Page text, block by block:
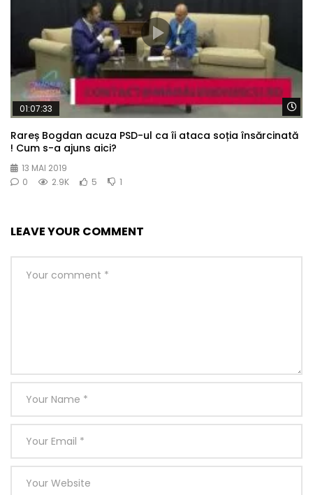
01:07:33
Rareș Bogdan acuza PSD-ul ca îi ataca soția însărcinată
! Cum s-a ajuns aici?
13 MAI 2019
0
2.9K 5 1
LEAVE YOUR COMMENT